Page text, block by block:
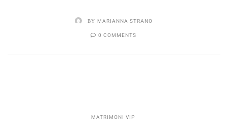
BY MARIANNA STRANO
0 COMMENTS
MATRIMONI VIP